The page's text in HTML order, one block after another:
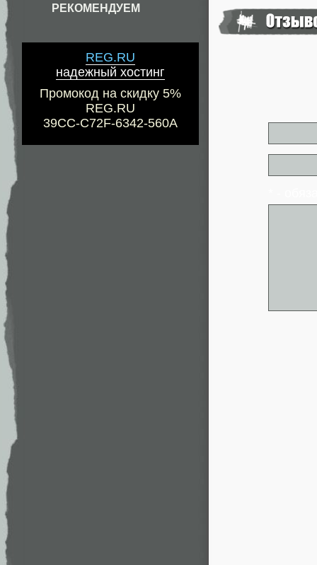
РЕКОМЕНДУЕМ
REG.RU
надежный хостинг
Промокод на скидку 5%
REG.RU
39CC-C72F-6342-560A